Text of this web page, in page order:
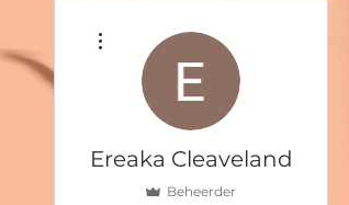
Ereaka Cleaveland
Beheerder